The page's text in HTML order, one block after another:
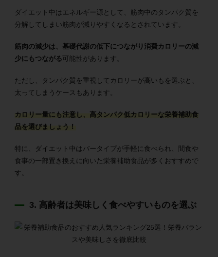
ダイエット中はエネルギー源として、筋肉中のタンパク質を
分解してしまい筋肉が減りやすくなるとされています。
筋肉の減少は、基礎代謝の低下につながり消費カロリーの減
少にもつながる可能性があります。
ただし、タンパク質を重視してカロリーが高いもを選ぶと、
太ってしまうケースもあります。
カロリー量にも注意し、高タンパク低カロリーな栄養補助食
品を選びましょう！
特に、ダイエット中はバータイプが手軽に食べられ、間食や
食事の一部置き換えに向いた栄養補助食品が多くおすすめで
す。
3. 高齢者は美味しく食べやすいものを選ぶ